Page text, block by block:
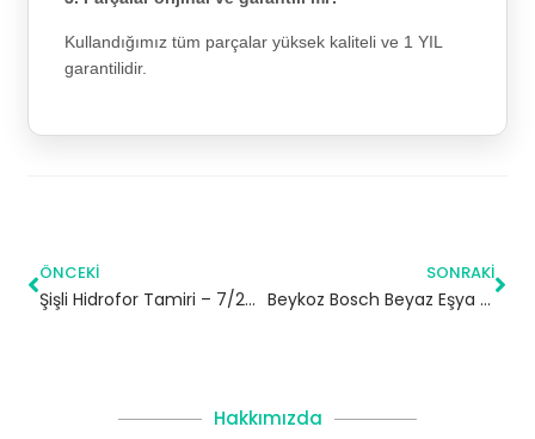
Kullandığımız tüm parçalar yüksek kaliteli ve 1 YIL
garantilidir.
ÖNCEKI
Şişli Hidrofor Tamiri – 7/24 Acil Servis
SONRAKI
Beykoz Bosch Beyaz Eşya Servisi
Hakkımızda